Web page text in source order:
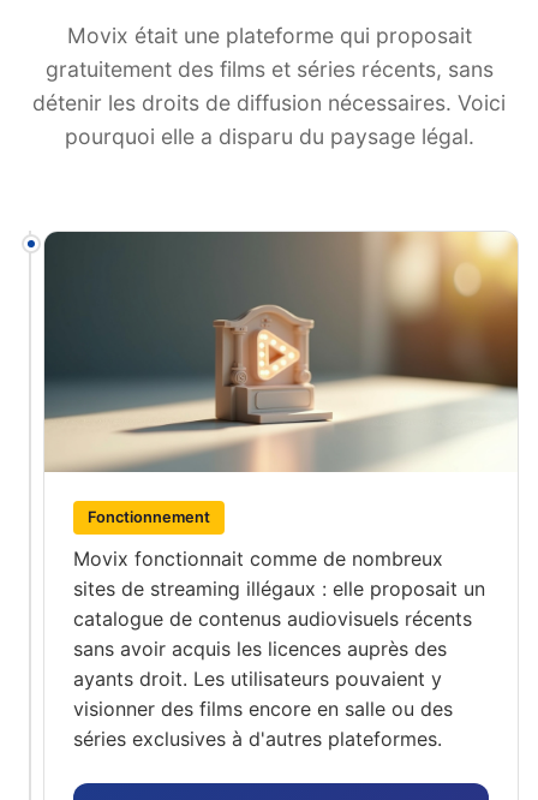
Movix était une plateforme qui proposait
gratuitement des films et séries récents, sans
détenir les droits de diffusion nécessaires. Voici
pourquoi elle a disparu du paysage légal.
Fonctionnement
Movix fonctionnait comme de nombreux
sites de streaming illégaux : elle proposait un
catalogue de contenus audiovisuels récents
sans avoir acquis les licences auprès des
ayants droit. Les utilisateurs pouvaient y
visionner des films encore en salle ou des
séries exclusives à d'autres plateformes.